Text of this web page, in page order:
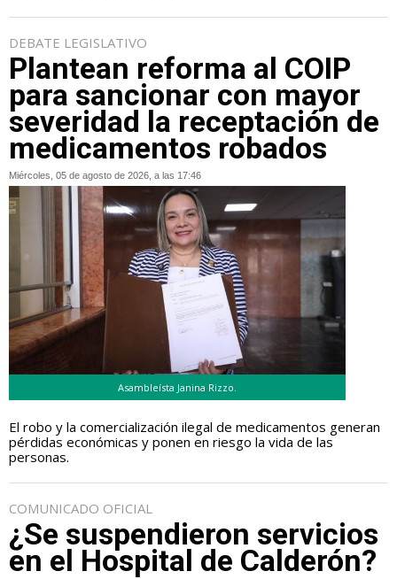
DEBATE LEGISLATIVO
Plantean reforma al COIP
para sancionar con mayor
severidad la receptación de
medicamentos robados
Miércoles, 05 de agosto de 2026, a las 17:46
Asambleísta Janina Rizzo.
El robo y la comercialización ilegal de medicamentos generan
pérdidas económicas y ponen en riesgo la vida de las
personas.
COMUNICADO OFICIAL
¿Se suspendieron servicios
en el Hospital de Calderón?